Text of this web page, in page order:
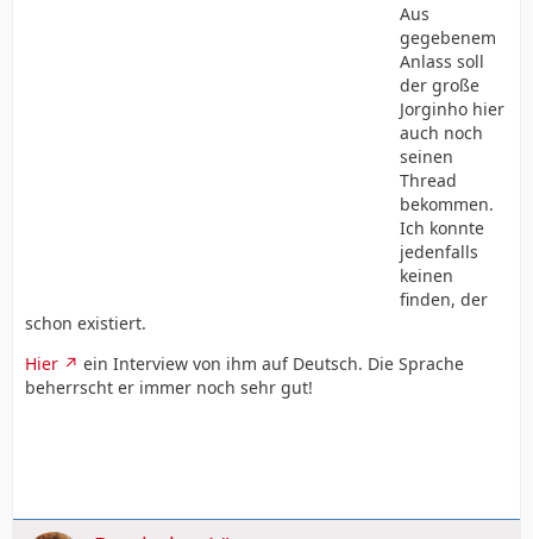
Aus
gegebenem
Anlass soll
der große
Jorginho hier
auch noch
seinen
Thread
bekommen.
Ich konnte
jedenfalls
keinen
finden, der
schon existiert.
Hier
ein Interview von ihm auf Deutsch. Die Sprache
beherrscht er immer noch sehr gut!